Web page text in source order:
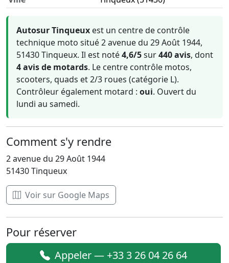
Informations clés sur Autosur Tinqueux
Autosur Tinqueux est un centre de contrôle
technique moto situé 2 avenue du 29 Août 1944,
51430 Tinqueux. Il est noté4,6/5sur440 avis, dont
4 avis de motards. Le centre contrôle motos,
scooters, quads et 2/3 roues (catégorie L).
Contrôleur également motard : oui. Ouvert du
lundi au samedi.
Comment s'y rendre
2 avenue du 29 Août 1944
51430 Tinqueux
Voir sur Google Maps
Pour réserver
Appeler — +33 3 26 04 26 64